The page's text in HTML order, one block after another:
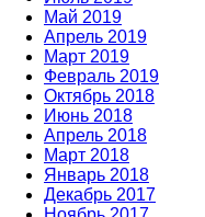
Май 2019
Апрель 2019
Март 2019
Февраль 2019
Октябрь 2018
Июнь 2018
Апрель 2018
Март 2018
Январь 2018
Декабрь 2017